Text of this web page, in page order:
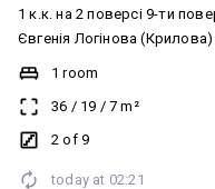
1 к.к. на 2 поверсі 9-ти
Євгенія Логінова (Крилова) . Загальна площа 36 кв.м.
18,6 кв.м., кухня 7 кв.м.
стані. Вдале місце
,супермаркет, транспорт.
1 room
36 / 19 / 7 m²
2 of 9
today at 02:21